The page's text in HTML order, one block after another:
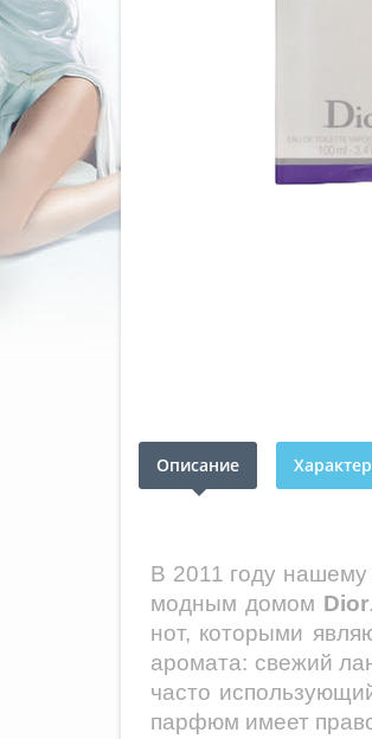
Описание
В 2011 году
модным домом Dior
нот, которыми
аромата: свежий
часто
парфюм имеет